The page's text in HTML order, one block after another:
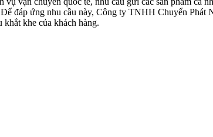
đáp ứng nhu cầu này, Công ty TNHH Chuyển Phát
khắt khe của khách hàng.